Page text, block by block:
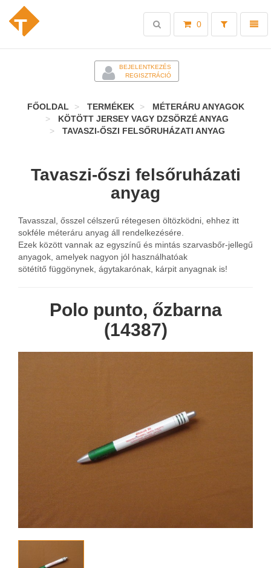
Toggle
0
Toggle
search
BEJELENTKEZÉS
REGISZTRÁCIÓ
FŐOLDAL TERMÉKEK
MÉTERÁRU ANYAGOK
KÖTÖTT JERSEY VAGY DZSÖRZÉ ANYAG
TAVASZI-ŐSZI FELSŐRUHÁZATI ANYAG
Tavaszi-őszi felsőruházati
anyag
Tavasszal, ősszel célszerű rétegesen öltözködni, ehhez itt
sokféle méteráru anyag áll rendelkezésére.
Ezek között vannak az egyszínű és mintás szarvasbőr-jellegű
anyagok, amelyek nagyon jól használhatóak
sötétítő függönynek, ágytakarónak, kárpit anyagnak is!
Polo punto, őzbarna
(14387)